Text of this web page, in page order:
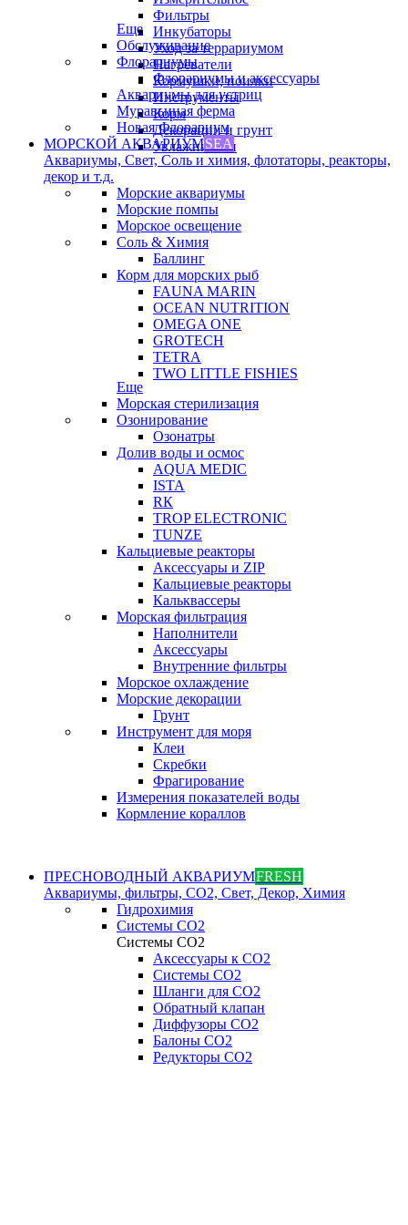
Фильтры
Инкубаторы
Уход за террариумом
Нагреватели
Кормушки, поилки
Инструменты
Корм
Декорации и грунт
Увлажнители
Еще
Обслуживание
Флорариумы
Флорариумы и аксессуары
Аквариумы для устриц
Муравьиная ферма
Новая Флорариум
МОРСКОЙ АКВАРИУМSEA
Аквариумы, Свет, Соль и химия, флотаторы, реакторы,
декор и т.д.
Морские аквариумы
Морские помпы
Морское освещение
Соль & Химия
Баллинг
Корм для морских рыб
FAUNA MARIN
OCEAN NUTRITION
OMEGA ONE
GROTECH
TETRA
TWO LITTLE FISHIES
Еще
Морская стерилизация
Озонирование
Озонатры
Долив воды и осмос
AQUA MEDIC
ISTA
RК
TROP ELECTRONIC
TUNZE
Кальциевые реакторы
Аксессуары и ZIP
Кальциевые реакторы
Кальквассеры
Морская фильтрация
Наполнители
Аксессуары
Внутренние фильтры
Морское охлаждение
Морские декорации
Грунт
Инструмент для моря
Клеи
Скребки
Фрагирование
Измерения показателей воды
Кормление кораллов
ПРЕСНОВОДНЫЙ АКВАРИУМFRESH
Аквариумы, фильтры, СО2, Свет, Декор, Химия
Гидрохимия
Системы СО2
Системы СО2
Аксессуары к СО2
Системы СО2
Шланги для CO2
Обратный клапан
Диффузоры СO2
Балоны CO2
Редукторы CO2